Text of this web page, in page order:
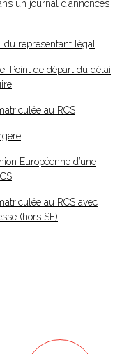
un journal d’annonces
représentant légal
Point de départ du délai
au RCS
Européenne d’une
au RCS avec
(hors SE)